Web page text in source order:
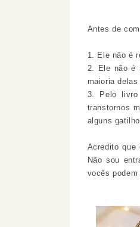
Antes de
1. Ele não é
2. Ele não é
maioria
3. Pelo livro
transtornos
alguns
Acredito que
Não sou
vocês